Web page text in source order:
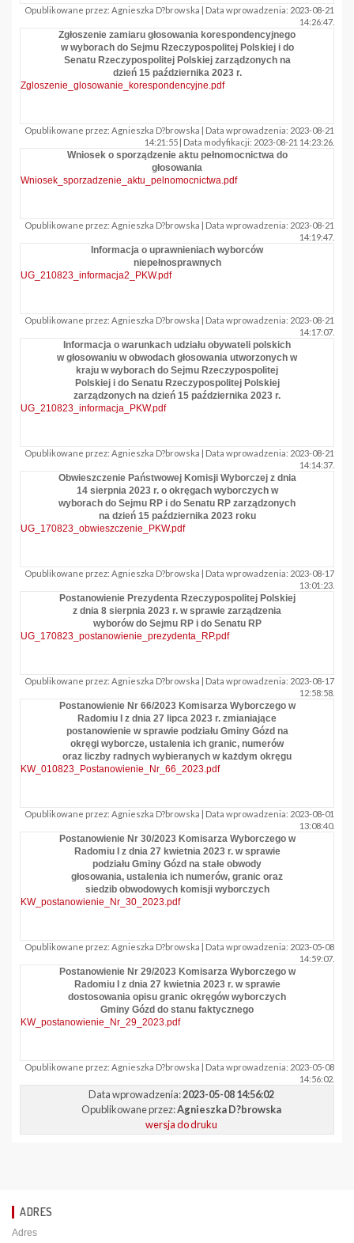
Opublikowane przez: Agnieszka D?browska | Data wprowadzenia: 2023-08-21
14:26:47.
Zgłoszenie zamiaru głosowania korespondencyjnego
w wyborach do Sejmu Rzeczypospolitej Polskiej i do
Senatu Rzeczypospolitej Polskiej zarządzonych na
dzień 15 października 2023 r.
Zgloszenie_glosowanie_korespondencyjne.pdf
Opublikowane przez: Agnieszka D?browska | Data wprowadzenia: 2023-08-21
14:21:55 | Data modyfikacji: 2023-08-21 14:23:26.
Wniosek o sporządzenie aktu pełnomocnictwa do
głosowania
Wniosek_sporzadzenie_aktu_pelnomocnictwa.pdf
Opublikowane przez: Agnieszka D?browska | Data wprowadzenia: 2023-08-21
14:19:47.
Informacja o uprawnieniach wyborców
niepełnosprawnych
UG_210823_informacja2_PKW.pdf
Opublikowane przez: Agnieszka D?browska | Data wprowadzenia: 2023-08-21
14:17:07.
Informacja o warunkach udziału obywateli polskich
w głosowaniu w obwodach głosowania utworzonych w
kraju w wyborach do Sejmu Rzeczypospolitej
Polskiej i do Senatu Rzeczypospolitej Polskiej
zarządzonych na dzień 15 października 2023 r.
UG_210823_informacja_PKW.pdf
Opublikowane przez: Agnieszka D?browska | Data wprowadzenia: 2023-08-21
14:14:37.
Obwieszczenie Państwowej Komisji Wyborczej z dnia
14 sierpnia 2023 r. o okręgach wyborczych w
wyborach do Sejmu RP i do Senatu RP zarządzonych
na dzień 15 października 2023 roku
UG_170823_obwieszczenie_PKW.pdf
Opublikowane przez: Agnieszka D?browska | Data wprowadzenia: 2023-08-17
13:01:23.
Postanowienie Prezydenta Rzeczypospolitej Polskiej
z dnia 8 sierpnia 2023 r. w sprawie zarządzenia
wyborów do Sejmu RP i do Senatu RP
UG_170823_postanowienie_prezydenta_RP.pdf
Opublikowane przez: Agnieszka D?browska | Data wprowadzenia: 2023-08-17
12:58:58.
Postanowienie Nr 66/2023 Komisarza Wyborczego w
Radomiu I z dnia 27 lipca 2023 r. zmianiające
postanowienie w sprawie podziału Gminy Gózd na
okręgi wyborcze, ustalenia ich granic, numerów
oraz liczby radnych wybieranych w każdym okręgu
KW_010823_Postanowienie_Nr_66_2023.pdf
Opublikowane przez: Agnieszka D?browska | Data wprowadzenia: 2023-08-01
13:08:40.
Postanowienie Nr 30/2023 Komisarza Wyborczego w
Radomiu I z dnia 27 kwietnia 2023 r. w sprawie
podziału Gminy Gózd na stałe obwody
głosowania, ustalenia ich numerów, granic oraz
siedzib obwodowych komisji wyborczych
KW_postanowienie_Nr_30_2023.pdf
Opublikowane przez: Agnieszka D?browska | Data wprowadzenia: 2023-05-08
14:59:07.
Postanowienie Nr 29/2023 Komisarza Wyborczego w
Radomiu I z dnia 27 kwietnia 2023 r. w sprawie
dostosowania opisu granic okręgów wyborczych
Gminy Gózd do stanu faktycznego
KW_postanowienie_Nr_29_2023.pdf
Opublikowane przez: Agnieszka D?browska | Data wprowadzenia: 2023-05-08
14:56:02.
Data wprowadzenia:2023-05-08 14:56:02
Opublikowane przez:Agnieszka D?browska
wersja do druku
ADRES
Adres